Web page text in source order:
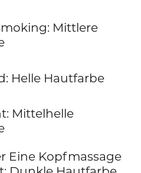
Mittlere
Helle Hautfarbe
Mittelhelle
Eine Kopfmassage